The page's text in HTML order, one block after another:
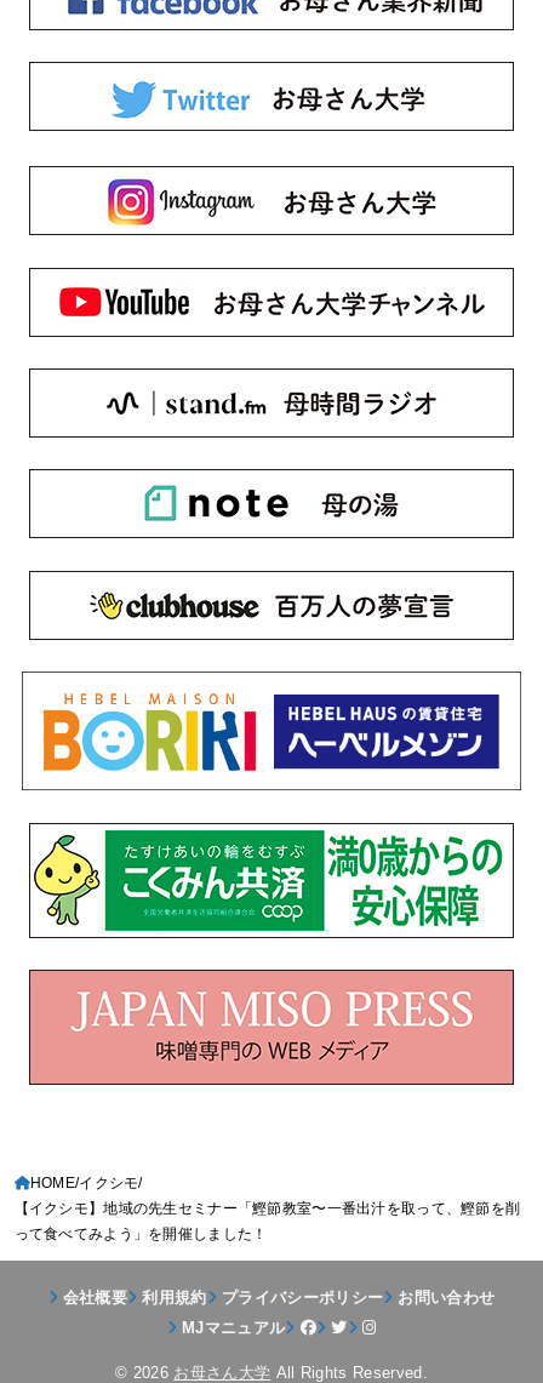
HOME イクシモ
【イクシモ】地域の先生セミナー「鰹節教室〜一番出汁を取って、鰹節を削
って食べてみよう」を開催しました！
会社概要 利用規約 プライバシーポリシー
お問い合わせ
MJマニュアル
© 2026 お母さん大学 All Rights Reserved.